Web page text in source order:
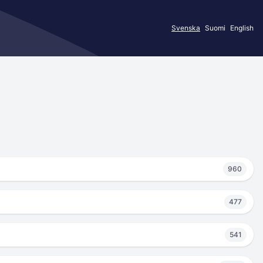
Svenska Suomi English
960
477
541